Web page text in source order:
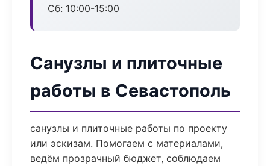
Сб: 10:00-15:00
Санузлы и плиточные
работы в Севастополь
санузлы и плиточные работы по проекту
или эскизам. Помогаем с материалами,
ведём прозрачный бюджет, соблюдаем